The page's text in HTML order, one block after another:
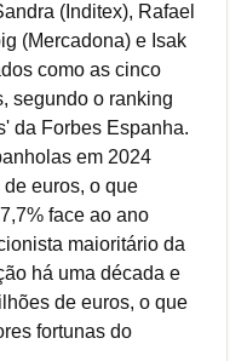
(Inditex), Rafael
(Mercadona) e Isak
como as cinco
segundo o ranking
da Forbes Espanha.
em 2024
euros, o que
face ao ano
maioritário da
há uma década e
de euros, o que
fortunas do